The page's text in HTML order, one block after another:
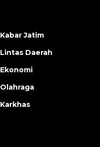
Kabar Jatim
Lintas Daerah
Ekonomi
Olahraga
Karkhas